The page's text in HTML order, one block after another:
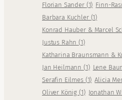
Florian Sander (1) Finn-
Barbara Kuchler (1)
Konrad Hauber & Marcel
Justus Rahn(1)
Katharina Braunsmann &
Jan Heilmann(1) Lene
Serafin Eilmes (1) Alicia
Oliver König(1) Jonathan